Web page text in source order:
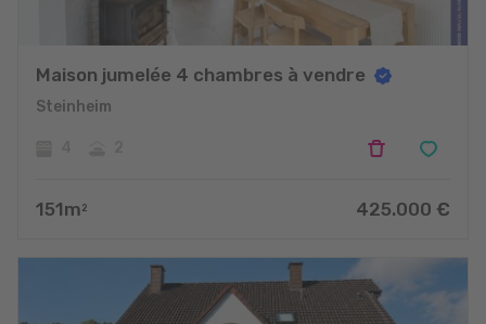
Maison jumelée 4 chambres à vendre
Steinheim
151m 2 425.000 €